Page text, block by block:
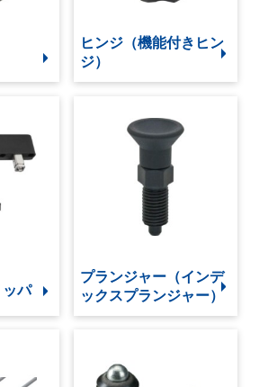
ヒンジ（機能付きヒン
ジ）
パ
プランジャー（インデ
ックスプランジャー）